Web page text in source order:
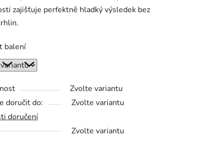
zajišťuje perfektně hladký výsledek bez
balení
Zvolte variantu
doručit do:
Zvolte variantu
doručení
Zvolte variantu